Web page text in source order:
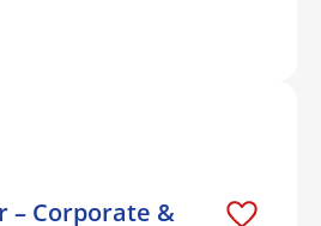
– Corporate &